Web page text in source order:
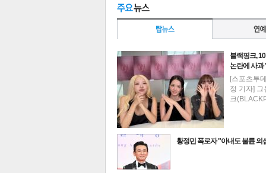
기
블랙핑크,
논란에 사
[스포츠투
정 기자] 그
크
황정민 폭로자 "아내도 불륜